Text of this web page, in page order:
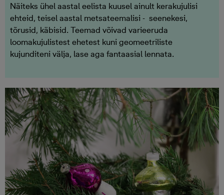
Näiteks ühel aastal eelista kuusel ainult kerakujulisi
ehteid, teisel aastal metsateemalisi - seenekesi,
tõrusid, käbisid. Teemad võivad varieeruda
loomakujulistest ehetest kuni geomeetriliste
kujunditeni välja, lase aga fantaasial lennata.